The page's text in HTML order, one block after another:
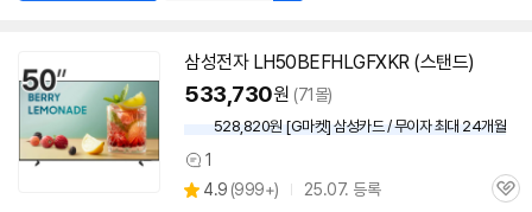
삼성전자 LH50BEFHLGFXKR (스탠드)
533,730원 (71몰)
528,820원 [G마켓] 삼성카드 / 무이자 최대 24개월
상
품
1
별
4.9 (상
999+) 25.07. 등록
관